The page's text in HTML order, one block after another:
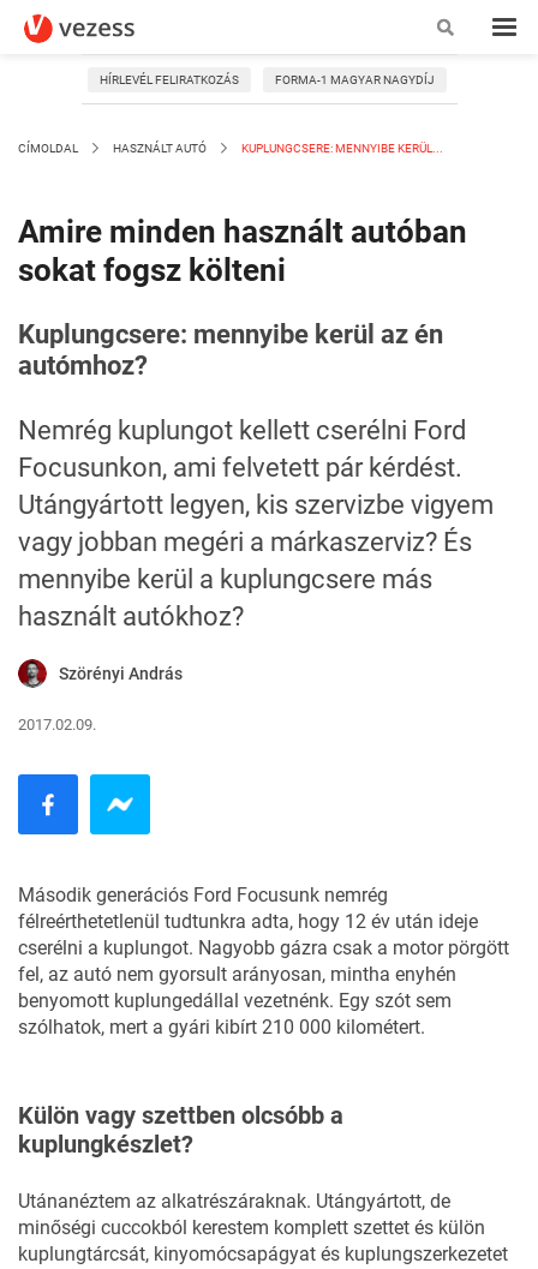
HÍRLEVÉL FELIRATKOZÁS FORMA-1 MAGYAR NAGYDÍJ
CÍMOLDAL HASZNÁLT AUTÓ KUPLUNGCSERE: MENNYIBE KERÜL...
Amire minden használt autóban
sokat fogsz költeni
Kuplungcsere: mennyibe kerül az én
autómhoz?
Nemrég kuplungot kellett cserélni Ford
Focusunkon, ami felvetett pár kérdést.
Utángyártott legyen, kis szervizbe vigyem
vagy jobban megéri a márkaszerviz? És
mennyibe kerül a kuplungcsere más
használt autókhoz?
Szörényi András
2017.02.09.
Második generációs Ford Focusunk nemrég
félreérthetetlenül tudtunkra adta, hogy 12 év után ideje
cserélni a kuplungot. Nagyobb gázra csak a motor pörgött
fel, az autó nem gyorsult arányosan, mintha enyhén
benyomott kuplungedállal vezetnénk. Egy szót sem
szólhatok, mert a gyári kibírt 210 000 kilométert.
Külön vagy szettben olcsóbb a
kuplungkészlet?
Utánanéztem az alkatrészáraknak. Utángyártott, de
minőségi cuccokból kerestem komplett szettet és külön
kuplungtárcsát, kinyomócsapágyat és kuplungszerkezetet